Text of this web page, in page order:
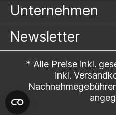
Unternehmen
Newsletter
* Alle Preise inkl.
inkl.